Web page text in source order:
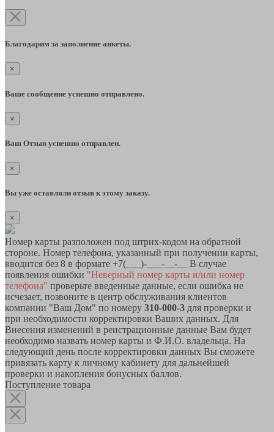
Благодарим за заполнение анкеты.
×
Ваше сообщение успешно отправлено.
×
Ваш Отзыв успешно отправлен.
×
Вы уже оставляли отзыв к этому заказу.
×
Номер карты разположен под штрих-кодом на обратной
стороне. Номер телефона, указанный при получении карты,
вводится без 8 в формате +7(___)-___-__-__ В случае
появления ошибки "Неверный номер карты и/или номер
телефона" проверьте введенные данные, если ошибка не
исчезает, позвоните в центр обслуживания клиентов
компании "Ваш Дом" по номеру 310-000-3 для проверки и
при необходимости корректировки Ваших данных. Для
Внесения изменений в реистрационные данные Вам будет
необходимо назвать номер карты и Ф.И.О. владельца. На
следующий день после корректировки данных Вы сможете
привязать карту к личному кабинету для дальнейшей
проверки и накопления бонусных баллов.
Поступление товара